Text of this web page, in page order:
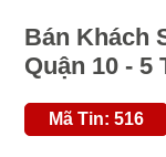
Bán Khách
Quận 10 - 5
Mã Tin: 516